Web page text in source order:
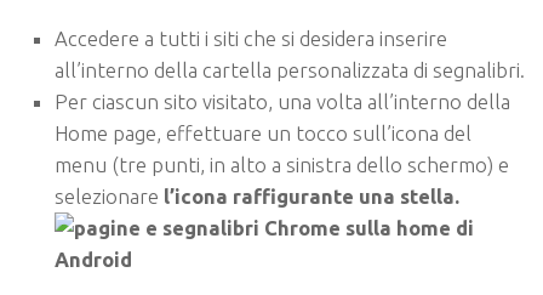
Accedere a tutti i siti che si desidera inserire
all’interno della cartella personalizzata di segnalibri.
Per ciascun sito visitato, una volta all’interno della
Home page, effettuare un tocco sull’icona del
menu (tre punti, in alto a sinistra dello schermo) e
selezionare l’icona raffigurante una stella.